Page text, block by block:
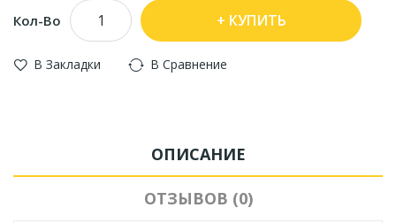
Кол-Во КУПИТЬ
В Закладки В Сравнение
ОПИСАНИЕ
ОТЗЫВОВ (0)